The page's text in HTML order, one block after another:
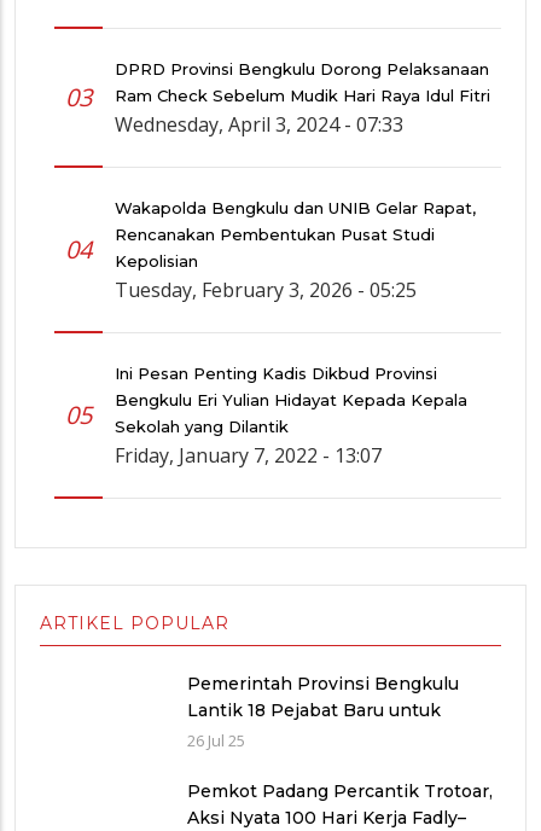
03
DPRD Provinsi Bengkulu Dorong Pelaksanaan
Ram Check Sebelum Mudik Hari Raya Idul Fitri
Wednesday, April 3, 2024 - 07:33
04
Wakapolda Bengkulu dan UNIB Gelar Rapat,
Rencanakan Pembentukan Pusat Studi
Kepolisian
Tuesday, February 3, 2026 - 05:25
05
Ini Pesan Penting Kadis Dikbud Provinsi
Bengkulu Eri Yulian Hidayat Kepada Kepala
Sekolah yang Dilantik
Friday, January 7, 2022 - 13:07
ARTIKEL POPULAR
Pemerintah Provinsi Bengkulu
Lantik 18 Pejabat Baru untuk
Penyegaran Birokrasi dan
26 Jul 25
Pemkot Padang Percantik Trotoar,
Aksi Nyata 100 Hari Kerja Fadly–